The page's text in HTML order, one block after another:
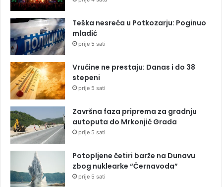
Teška nesreća u Potkozarju: Poginuo
mladić
prije 5 sati
Vrućine ne prestaju: Danas i do 38
stepeni
prije 5 sati
Završna faza priprema za gradnju
autoputa do Mrkonjić Grada
prije 5 sati
Potopljene četiri barže na Dunavu
zbog nuklearke “Černavoda”
prije 5 sati